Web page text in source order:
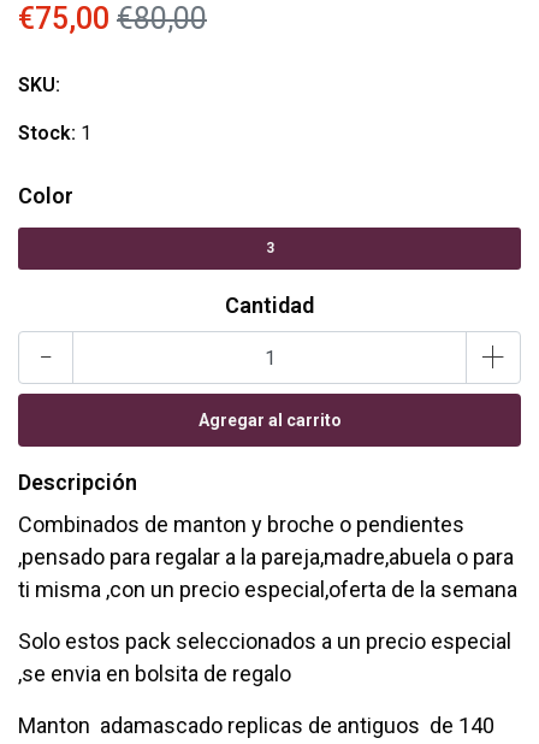
€75,00 €80,00
SKU:
Stock: 1
Color
3
Cantidad
- +
Descripción
Combinados de manton y broche o pendientes
,pensado para regalar a la pareja,madre,abuela o para
ti misma ,con un precio especial,oferta de la semana
Solo estos pack seleccionados a un precio especial
,se envia en bolsita de regalo
Manton adamascado replicas de antiguos de 140